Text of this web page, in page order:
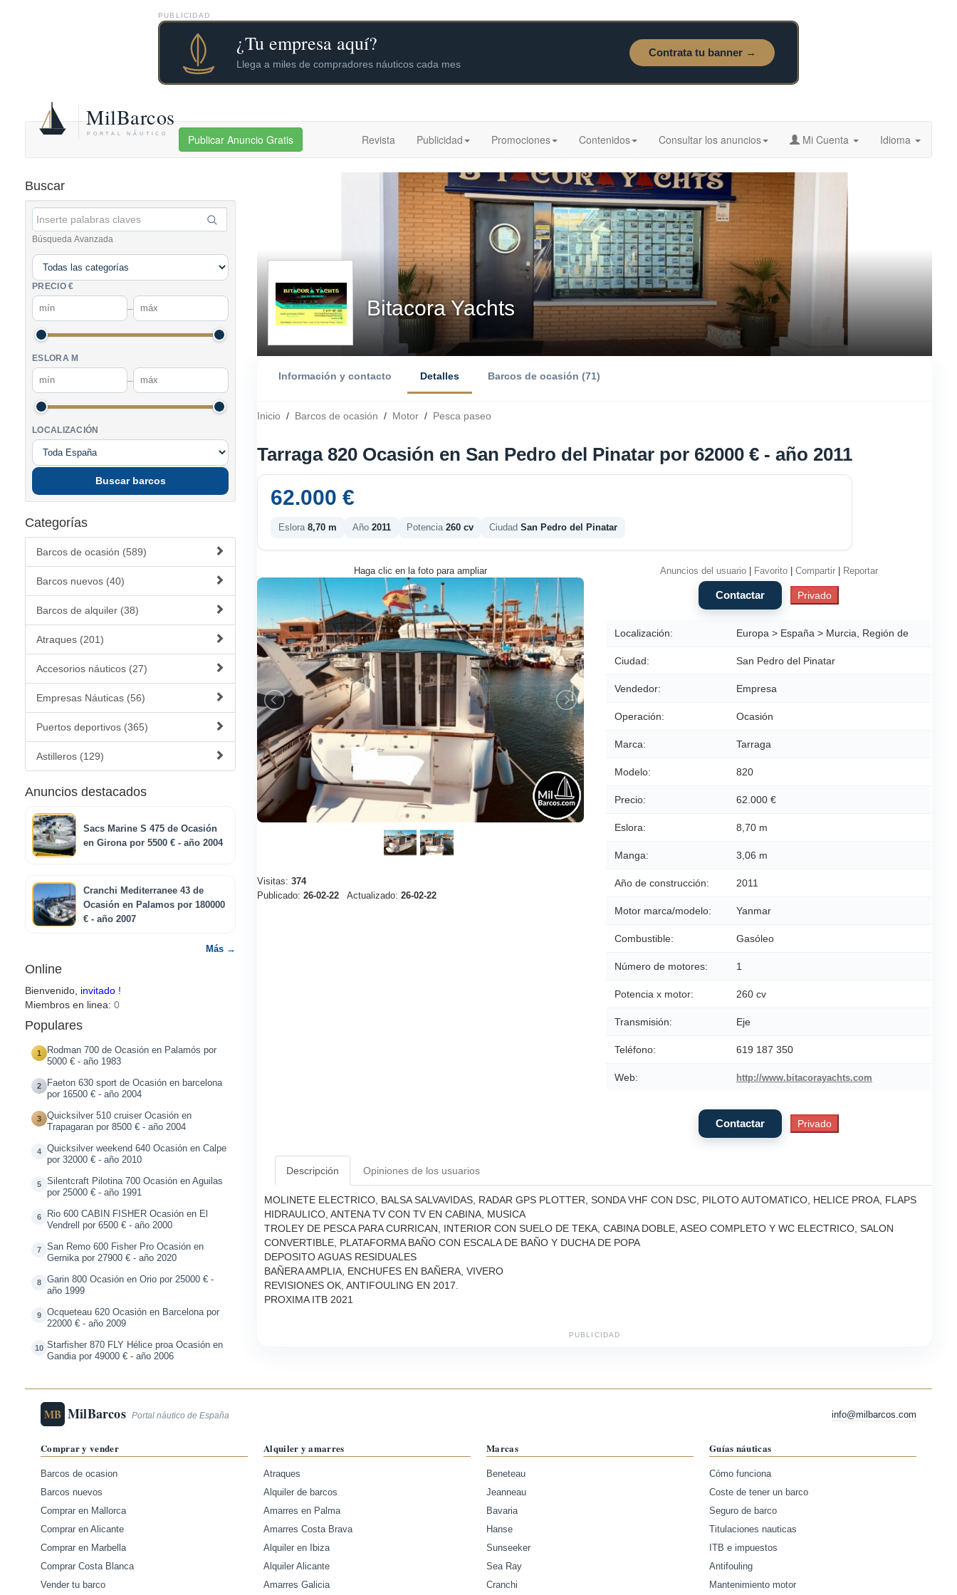
PUBLICIDAD
Publicar Anuncio Gratis Revista Publicidad Promociones Contenidos Consultar los anuncios Mi Cuenta Idioma
Buscar
Búsqueda Avanzada
PRECIO €
–
ESLORA M
–
LOCALIZACIÓN
Buscar barcos
Categorías
Barcos de ocasión (589)
Barcos nuevos (40)
Barcos de alquiler (38)
Atraques (201)
Accesorios náuticos (27)
Empresas Náuticas (56)
Puertos deportivos (365)
Astilleros (129)
Anuncios destacados
Sacs Marine S 475 de Ocasión
en Girona por 5500 € - año 2004
Cranchi Mediterranee 43 de
Ocasión en Palamos por 180000
€ - año 2007
Más →
Online
Bienvenido, invitado !
Miembros en linea: 0
Populares
1
Rodman 700 de Ocasión en Palamós por
5000 € - año 1983
2
Faeton 630 sport de Ocasión en barcelona
por 16500 € - año 2004
3
Quicksilver 510 cruiser Ocasión en
Trapagaran por 8500 € - año 2004
4
Quicksilver weekend 640 Ocasión en Calpe
por 32000 € - año 2010
5
Silentcraft Pilotina 700 Ocasión en Aguilas
por 25000 € - año 1991
6
Rio 600 CABIN FISHER Ocasión en El
Vendrell por 6500 € - año 2000
7
San Remo 600 Fisher Pro Ocasión en
Gernika por 27900 € - año 2020
8
Garin 800 Ocasión en Orio por 25000 € -
año 1999
9
Ocqueteau 620 Ocasión en Barcelona por
22000 € - año 2009
10 Starfisher 870 FLY Hélice proa Ocasión en
Gandia por 49000 € - año 2006
Bitacora Yachts
Información y contacto Detalles Barcos de ocasión (71)
Inicio / Barcos de ocasión / Motor / Pesca paseo
Tarraga 820 Ocasión en San Pedro del Pinatar por 62000 € - año 2011
62.000 €
Eslora 8,70 m Año 2011 Potencia 260 cv Ciudad San Pedro del Pinatar
Haga clic en la foto para ampliar
Visitas: 374
Publicado: 26-02-22 Actualizado: 26-02-22
Anuncios del usuario| Favorito| Compartir| Reportar
Localización: Europa > España > Murcia, Región de
Ciudad: San Pedro del Pinatar
Vendedor: Empresa
Operación: Ocasión
Marca: Tarraga
Modelo: 820
Precio: 62.000 €
Eslora: 8,70 m
Manga: 3,06 m
Año de construcción: 2011
Motor marca/modelo: Yanmar
Combustible: Gasóleo
Número de motores: 1
Potencia x motor: 260 cv
Transmisión: Eje
Teléfono: 619 187 350
Web: http://www.bitacorayachts.com
Descripción Opiniones de los usuarios
MOLINETE ELECTRICO, BALSA SALVAVIDAS, RADAR GPS PLOTTER, SONDA VHF CON DSC, PILOTO AUTOMATICO, HELICE PROA, FLAPS
HIDRAULICO, ANTENA TV CON TV EN CABINA, MUSICA
TROLEY DE PESCA PARA CURRICAN, INTERIOR CON SUELO DE TEKA, CABINA DOBLE, ASEO COMPLETO Y WC ELECTRICO, SALON
CONVERTIBLE, PLATAFORMA BAÑO CON ESCALA DE BAÑO Y DUCHA DE POPA
DEPOSITO AGUAS RESIDUALES
BAÑERA AMPLIA, ENCHUFES EN BAÑERA, VIVERO
REVISIONES OK, ANTIFOULING EN 2017.
PROXIMA ITB 2021
PUBLICIDAD
MB MilBarcos Portal náutico de España info@milbarcos.com
Comprar y vender
Barcos de ocasion
Barcos nuevos
Comprar en Mallorca
Comprar en Alicante
Comprar en Marbella
Comprar Costa Blanca
Vender tu barco
Alquiler y amarres
Atraques
Alquiler de barcos
Amarres en Palma
Amarres Costa Brava
Alquiler en Ibiza
Alquiler Alicante
Amarres Galicia
Marcas
Beneteau
Jeanneau
Bavaria
Hanse
Sunseeker
Sea Ray
Cranchi
Guías náuticas
Cómo funciona
Coste de tener un barco
Seguro de barco
Titulaciones nauticas
ITB e impuestos
Antifouling
Mantenimiento motor